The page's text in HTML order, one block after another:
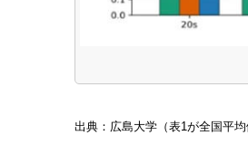
出典：広島大学（表1が全国平